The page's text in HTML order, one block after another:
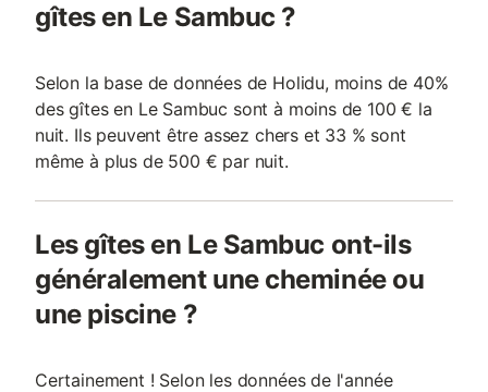
gîtes en Le Sambuc ?
Selon la base de données de Holidu, moins de 40%
des gîtes en Le Sambuc sont à moins de 100 € la
nuit. Ils peuvent être assez chers et 33 % sont
même à plus de 500 € par nuit.
Les gîtes en Le Sambuc ont-ils
généralement une cheminée ou
une piscine ?
Certainement ! Selon les données de l'année